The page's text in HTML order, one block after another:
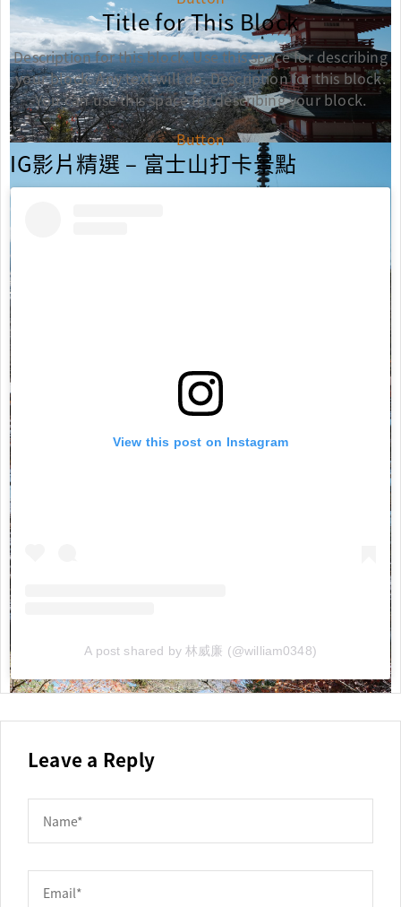
Title for This Block
Description for this block. Use this space for describing
your block. Any text will do. Description for this block.
You can use this space for describing your block.
Button
IG影片精選 – 富士山打卡景點
View this post on Instagram
A post shared by 林威廉 (@william0348)
Leave a Reply